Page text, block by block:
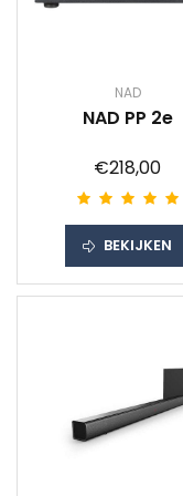
NAD
NAD PP 2e
€218,00
BEKIJKEN